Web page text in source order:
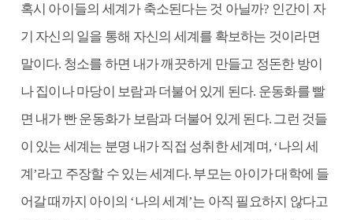
혹시 아이들의 세계가 축소된다는 것 아닐까? 인간이 자
기 자신의 일을 통해 자신의 세계를 확보하는 것이라면
말이다. 청소를 하면 내가 깨끗하게 만들고 정돈한 방이
나 집이나 마당이 보람과 더불어 있게 된다. 운동화를 빨
면 내가 빤 운동화가 보람과 더불어 있게 된다. 그런 것들
이 있는 세계는 분명 내가 직접 성취한 세계며, ‘나의 세
계’라고 주장할 수 있는 세계다. 부모는 아이가 대학에 들
어갈 때까지 아이의 ‘나의 세계’는 아직 필요하지 않다고